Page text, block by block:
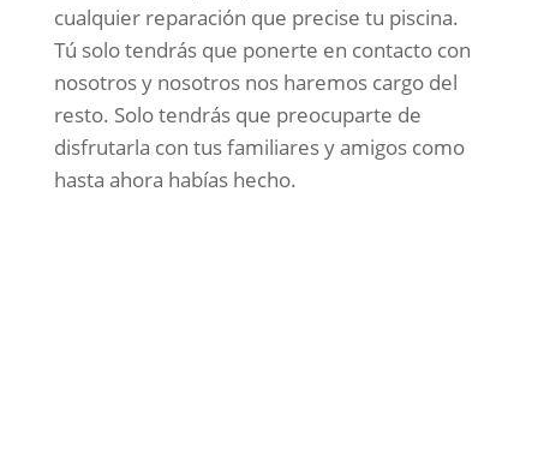
cualquier reparación que precise tu piscina.
Tú solo tendrás que ponerte en contacto con
nosotros y nosotros nos haremos cargo del
resto. Solo tendrás que preocuparte de
disfrutarla con tus familiares y amigos como
hasta ahora habías hecho.